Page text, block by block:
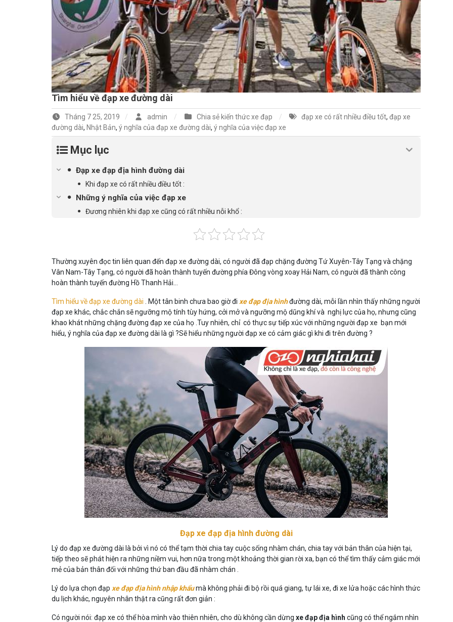
Tìm hiểu về đạp xe đường dài
Tháng 7 25, 2019 admin Chia sẻ kiến thức xe đạp đạp xe có rất nhiều điều tốt, đạp xe
đường dài, Nhật Bản, ý nghĩa của đạp xe đường dài, ý nghĩa của việc đạp xe
Mục lục
Đạp xe đạp địa hình đường dài
Khi đạp xe có rất nhiều điều tốt :
Những ý nghĩa của việc đạp xe
Đương nhiên khi đạp xe cũng có rất nhiều nỗi khổ :
Thường xuyên đọc tin liên quan đến đạp xe đường dài, có người đã đạp chặng đường Tứ Xuyên-Tây Tạng và chặng
Vân Nam-Tây Tạng, có người đã hoàn thành tuyến đường phía Đông vòng xoay Hải Nam, có người đã thành công
hoàn thành tuyến đường Hồ Thanh Hải…
Tìm hiểu về đạp xe đường dài . Một tân binh chưa bao giờ đi xe đạp địa hìnhđường dài, mỗi lần nhìn thấy những người
đạp xe khác, chắc chắn sẽ ngưỡng mộ tính tùy hứng, cởi mở và ngưỡng mộ dũng khí và nghị lực của họ, nhưng cũng
khao khát những chặng đường đạp xe của họ .Tuy nhiên, chỉ có thực sự tiếp xúc với những người đạp xe bạn mới
hiểu, ý nghĩa của đạp xe đường dài là gì ?Sẽ hiểu những người đạp xe có cảm giác gì khi đi trên đường ?
Đạp xe đạp địa hình đường dài
Lý do đạp xe đường dài là bởi vì nó có thể tạm thời chia tay cuộc sống nhàm chán, chia tay với bản thân của hiện tại,
tiếp theo sẽ phát hiện ra những niềm vui, hơn nữa trong một khoảng thời gian rời xa, bạn có thể tìm thấy cảm giác mới
mẻ của bản thân đối với những thứ ban đầu đã nhàm chán .
Lý do lựa chọn đạp xe đạp địa hình nhập khẩumà không phải đi bộ rồi quá giang, tự lái xe, đi xe lửa hoặc các hình thức
du lịch khác, nguyên nhân thật ra cũng rất đơn giản :
Có người nói: đạp xe có thể hòa mình vào thiên nhiên, cho dù không cần dừng xe đạp địa hình cũng có thể ngắm nhìn